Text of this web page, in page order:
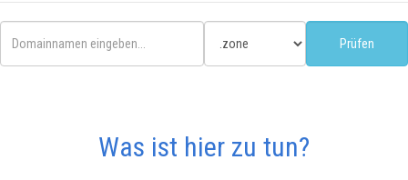
Was ist hier zu tun?